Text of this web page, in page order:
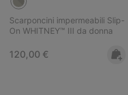
Scarponcini impermeabili Slip-
On WHITNEY™ III da donna
Regular price:
120,00 €